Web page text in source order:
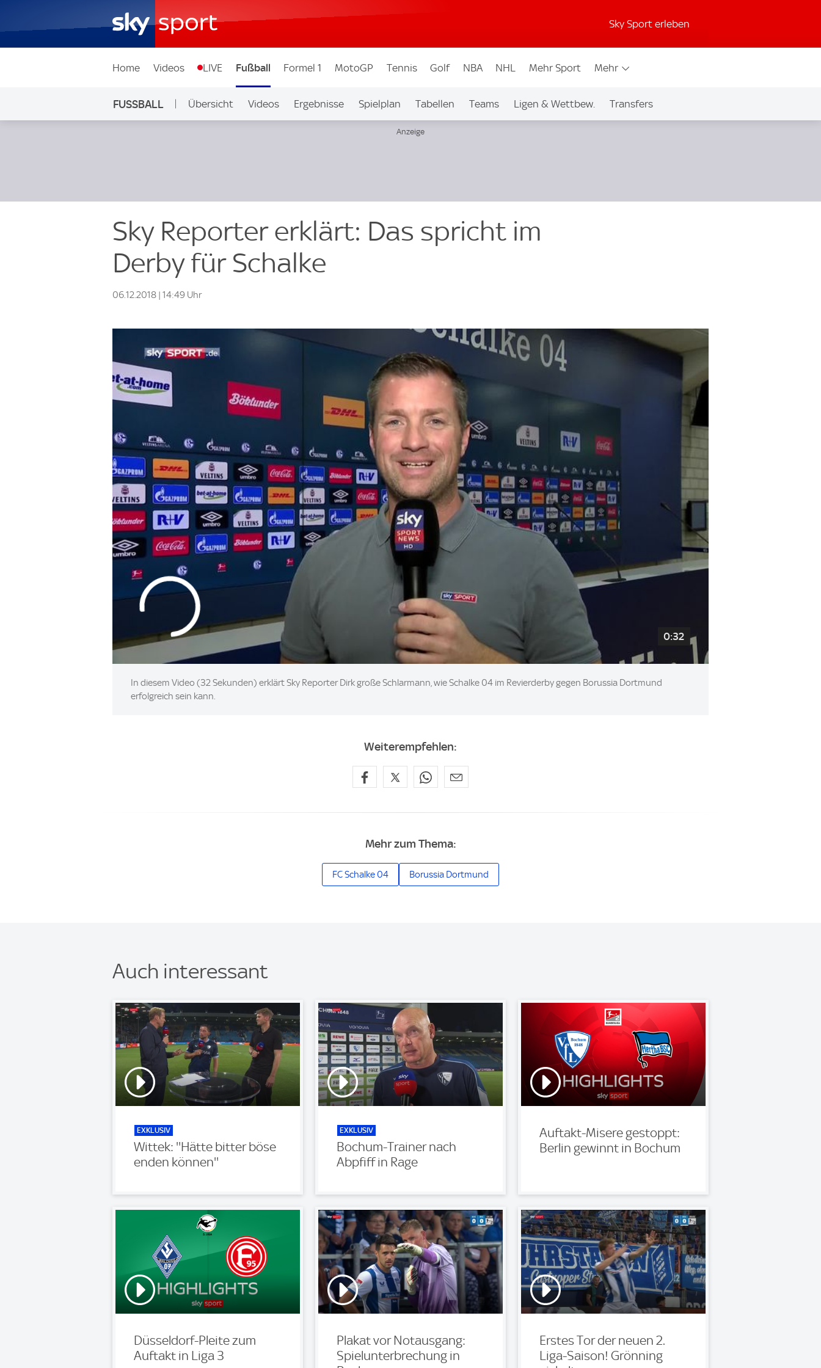
Sky Sport erleben
Home Videos LIVE Fußball Formel 1 MotoGP Tennis Golf NBA NHL Mehr Sport Mehr
FUSSBALL Übersicht Videos Ergebnisse Spielplan Tabellen Teams Ligen & Wettbew. Transfers
Sky Reporter erklärt: Das spricht im
Derby für Schalke
06.12.2018 | 14:49 Uhr
0:32
In diesem Video (32 Sekunden) erklärt Sky Reporter Dirk große Schlarmann, wie Schalke 04 im Revierderby gegen Borussia Dortmund
erfolgreich sein kann.
Weiterempfehlen:
Mehr zum Thema:
FC Schalke 04 Borussia Dortmund
Auch interessant
EXKLUSIV
Wittek: ''Hätte bitter böse
enden können''
EXKLUSIV
Bochum-Trainer nach
Abpfiff in Rage
Auftakt-Misere gestoppt:
Berlin gewinnt in Bochum
Düsseldorf-Pleite zum
Auftakt in Liga 3
Plakat vor Notausgang:
Spielunterbrechung in
Erstes Tor der neuen 2.
Liga-Saison! Grönning